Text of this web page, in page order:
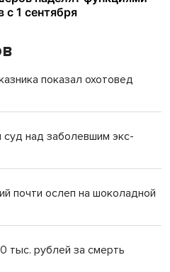
показал охотовед
над заболевшим экс-
почти ослеп на шоколадной
тыс. рублей за смерть